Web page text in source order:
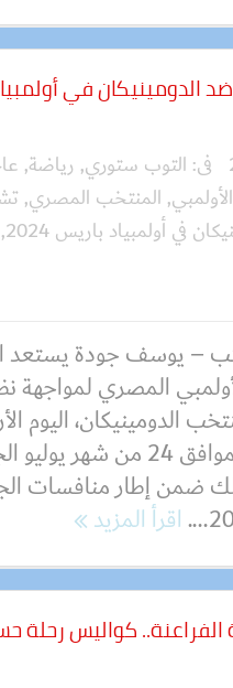
في
فى: التوب ستوري, رياضة,
, المنتخب المصري,
أولمبياد باريس 2024
,
– يوسف جودة يستعد
المصري لمواجهة
الدومينيكان، اليوم
الموافق 24 من شهر
ضمن إطار منافسات
اقرأ المزيد
الفراعنة.. كواليس رحلة